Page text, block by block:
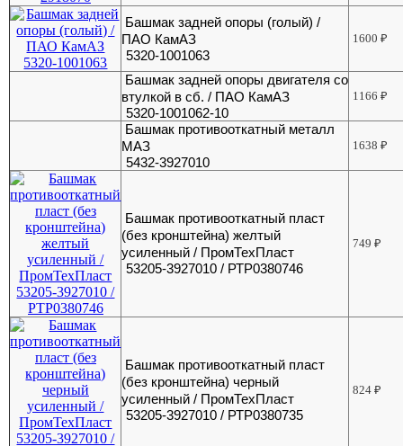
Башмак задней опоры (голый) /
ПАО КамАЗ
5320-1001063
1600₽
Башмак задней опоры двигателя со
втулкой в сб. / ПАО КамАЗ
5320-1001062-10
1166₽
Башмак противооткатный металл
МАЗ
5432-3927010
1638₽
Башмак противооткатный пласт
(без кронштейна) желтый
усиленный / ПромТехПласт
53205-3927010 / РТР0380746
749₽
Башмак противооткатный пласт
(без кронштейна) черный
усиленный / ПромТехПласт
53205-3927010 / РТР0380735
824₽